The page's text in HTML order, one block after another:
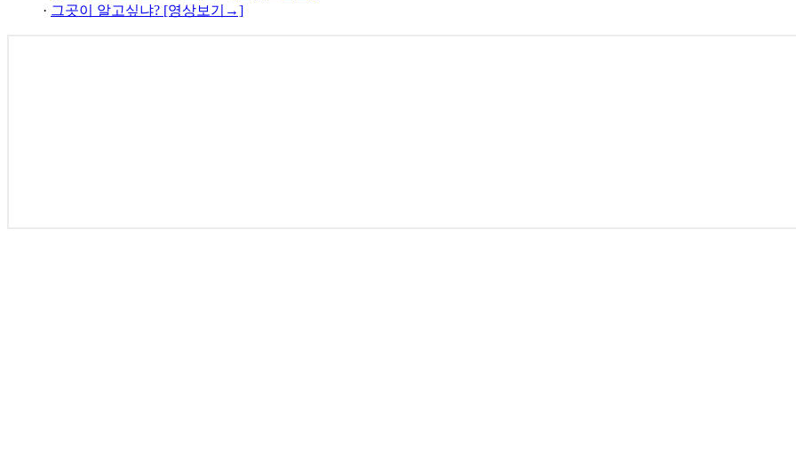
· 그곳이 알고싶냐? [영상보기→]